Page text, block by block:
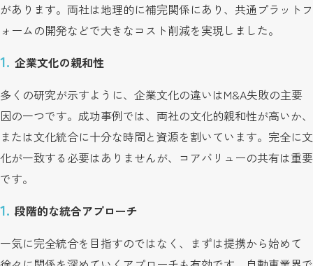
があります。両社は地理的に補完関係にあり、共通プラットフ
ォームの開発などで大きなコスト削減を実現しました。
企業文化の親和性
多くの研究が示すように、企業文化の違いはM&A失敗の主要
因の一つです。成功事例では、両社の文化的親和性が高いか、
または文化統合に十分な時間と資源を割いています。完全に文
化が一致する必要はありませんが、コアバリューの共有は重要
です。
段階的な統合アプローチ
一気に完全統合を目指すのではなく、まずは提携から始めて